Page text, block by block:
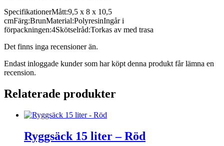
SpecifikationerMått:9,5 x 8 x 10,5
cmFärg:BrunMaterial:PolyresinIngår i
förpackningen:4Skötselråd:Torkas av med trasa
Det finns inga recensioner än.
Endast inloggade kunder som har köpt denna produkt får lämna en
recension.
Relaterade produkter
Ryggsäck 15 liter – Röd